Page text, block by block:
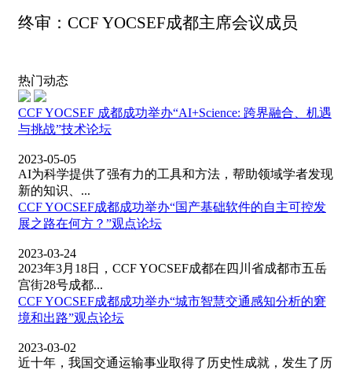
终审： CCF YOCSEF成都主席会议成员
热门动态
CCF YOCSEF 成都成功举办“AI+Science: 跨界融合、机遇
与挑战”技术论坛
2023-05-05
AI为科学提供了强有力的工具和方法，帮助领域学者发现
新的知识、...
CCF YOCSEF成都成功举办“国产基础软件的自主可控发
展之路在何方？”观点论坛
2023-03-24
2023年3月18日，CCF YOCSEF成都在四川省成都市五岳
宫街28号成都...
CCF YOCSEF成都成功举办“城市智慧交通感知分析的窘
境和出路”观点论坛
2023-03-02
近十年，我国交通运输事业取得了历史性成就，发生了历